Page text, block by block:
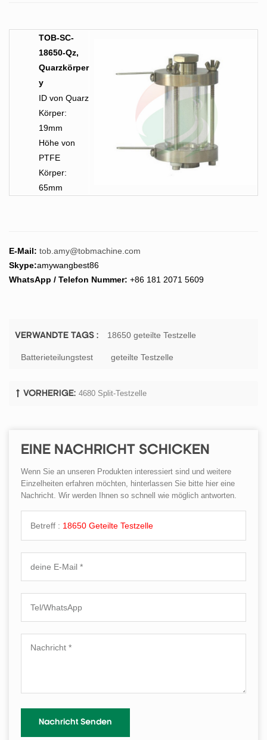
TOB-SC-
18650-Qz,
Quarzkörper
y
ID von Quarz
Körper:
19mm
Höhe von
PTFE
Körper:
65mm
E-Mail: tob.amy@tobmachine.com
Skype:amywangbest86
WhatsApp / Telefon Nummer: +86 181 2071 5609
VERWANDTE TAGS : 18650 geteilte Testzelle
Batterieteilungstest geteilte Testzelle
VORHERIGE: 4680 Split-Testzelle
EINE NACHRICHT SCHICKEN
Wenn Sie an unseren Produkten interessiert sind und weitere
Einzelheiten erfahren möchten, hinterlassen Sie bitte hier eine
Nachricht. Wir werden Ihnen so schnell wie möglich antworten.
Betreff : 18650 Geteilte Testzelle